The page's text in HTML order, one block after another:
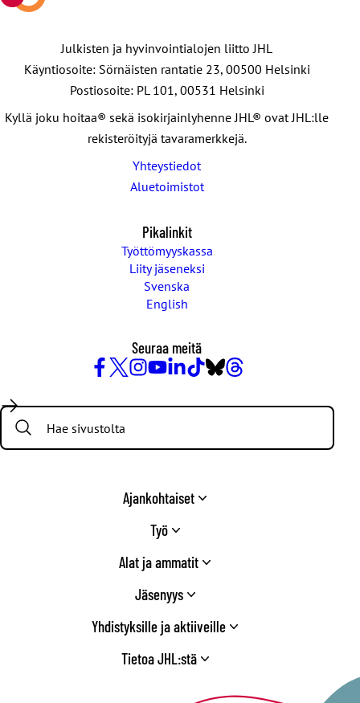
Julkisten ja hyvinvointialojen liitto JHL
Käyntiosoite: Sörnäisten rantatie 23, 00500 Helsinki
Postiosoite: PL 101, 00531 Helsinki
Kyllä joku hoitaa® sekä isokirjainlyhenne JHL® ovat JHL:lle
rekisteröityjä tavaramerkkejä.
Yhteystiedot
Aluetoimistot
Pikalinkit
Työttömyyskassa
Liity jäseneksi
Svenska
English
Seuraa meitä
/
Twitter
Search:
Ajankohtaiset
Työ
Alat ja ammatit
Jäsenyys
Yhdistyksille ja aktiiveille
Tietoa JHL:stä